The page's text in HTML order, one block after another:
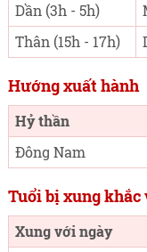
Dần (3h - 5h)
Thân (15h - 17h)
Hướng xuất hành
Hỷ thần
Đông Nam
Tuổi bị xung khắc
Xung với ngày